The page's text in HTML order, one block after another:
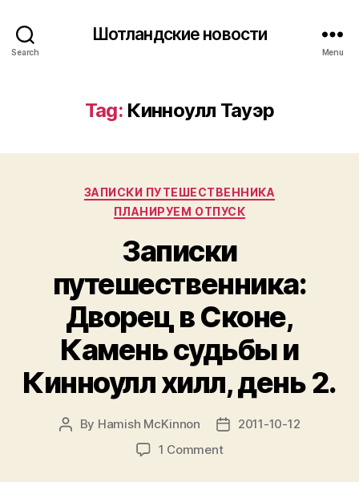
Search
Шотландские новости
Menu
Tag: Кинноулл Тауэр
Categories
ЗАПИСКИ ПУТЕШЕСТВЕННИКА
ПЛАНИРУЕМ ОТПУСК
Записки
путешественника:
Дворец в Сконе,
Камень судьбы и
Кинноулл хилл, день 2.
Post
By Hamish McKinnon
Post2011-10-12
1 Commenton